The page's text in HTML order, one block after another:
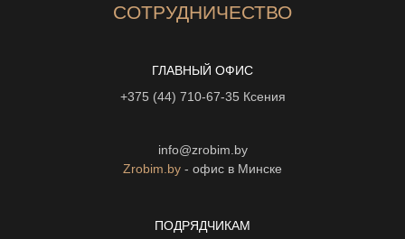
СОТРУДНИЧЕСТВО
ГЛАВНЫЙ ОФИС
+375 (44) 710-67-35 Ксения
info@zrobim.by
Zrobim.by - офис в Минске
ПОДРЯДЧИКАМ